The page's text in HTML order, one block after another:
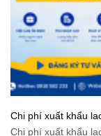
Chi phí xuất khẩu
Chi phí xuất khẩu